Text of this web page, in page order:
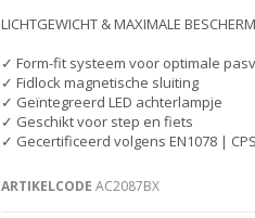
LICHTGEWICHT & MAXIMALE
✓ Form-fit systeem voor optimale
✓ Fidlock magnetische sluiting
✓ Geïntegreerd LED achterlampje
✓ Geschikt voor step en fiets
✓ Gecertificeerd volgens EN1078 |
ARTIKELCODE AC2087BX